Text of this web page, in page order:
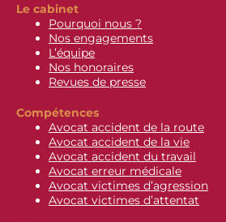
Le cabinet
Pourquoi nous ?
Nos engagements
L’équipe
Nos honoraires
Revues de presse
Compétences
Avocat accident de la route
Avocat accident de la vie
Avocat accident du travail
Avocat erreur médicale
Avocat victimes d’agression
Avocat victimes d’attentat